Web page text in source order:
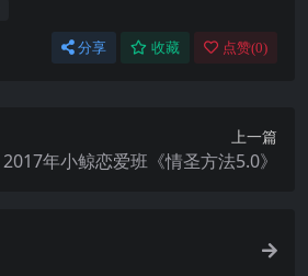
分享 收藏 点赞(0)
上一篇
2017年小鲸恋爱班《情圣方法5.0》